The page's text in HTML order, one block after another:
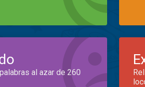
al azar de 260